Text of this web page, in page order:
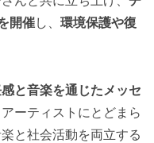
開催し、 環境保護や復
と音楽を通じたメッセ
ーティストにとどまら
と社会活動を両立する